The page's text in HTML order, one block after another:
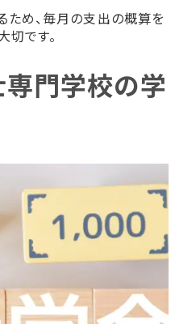
め、毎月の支出の概算を
切です。
門学校の学